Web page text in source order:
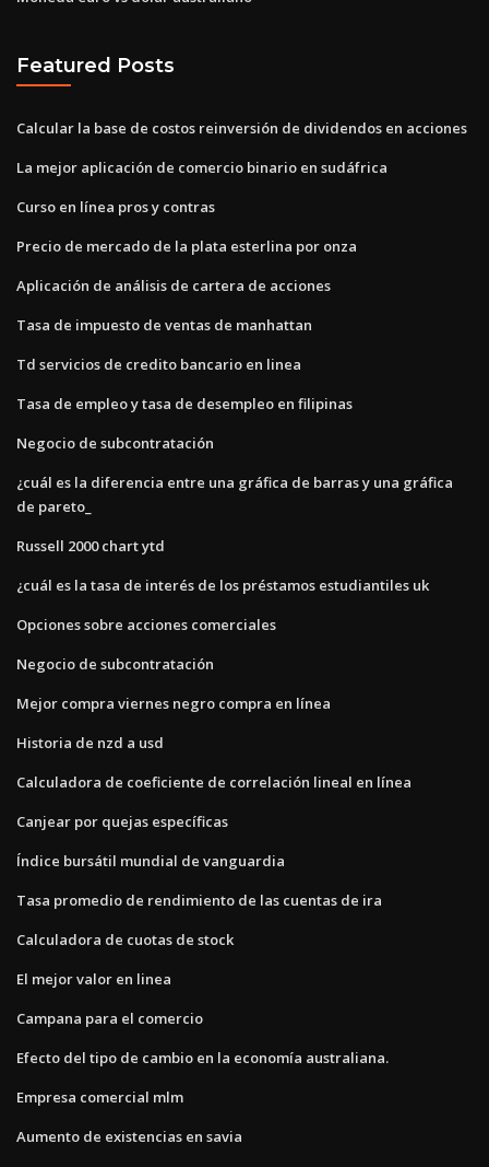
Featured Posts
Calcular la base de costos reinversión de dividendos en acciones
La mejor aplicación de comercio binario en sudáfrica
Curso en línea pros y contras
Precio de mercado de la plata esterlina por onza
Aplicación de análisis de cartera de acciones
Tasa de impuesto de ventas de manhattan
Td servicios de credito bancario en linea
Tasa de empleo y tasa de desempleo en filipinas
Negocio de subcontratación
¿cuál es la diferencia entre una gráfica de barras y una gráfica
de pareto_
Russell 2000 chart ytd
¿cuál es la tasa de interés de los préstamos estudiantiles uk
Opciones sobre acciones comerciales
Negocio de subcontratación
Mejor compra viernes negro compra en línea
Historia de nzd a usd
Calculadora de coeficiente de correlación lineal en línea
Canjear por quejas específicas
Índice bursátil mundial de vanguardia
Tasa promedio de rendimiento de las cuentas de ira
Calculadora de cuotas de stock
El mejor valor en linea
Campana para el comercio
Efecto del tipo de cambio en la economía australiana.
Empresa comercial mlm
Aumento de existencias en savia